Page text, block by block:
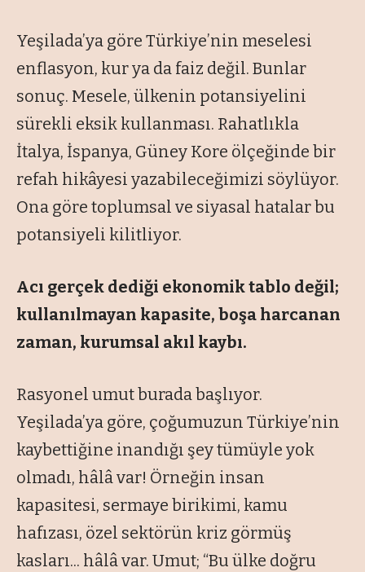
Yeşilada’ya göre Türkiye’nin meselesi
enflasyon, kur ya da faiz değil. Bunlar
sonuç. Mesele, ülkenin potansiyelini
sürekli eksik kullanması. Rahatlıkla
İtalya, İspanya, Güney Kore ölçeğinde bir
refah hikâyesi yazabileceğimizi söylüyor.
Ona göre toplumsal ve siyasal hatalar bu
potansiyeli kilitliyor.
Acı gerçek dediği ekonomik tablo değil;
kullanılmayan kapasite, boşa harcanan
zaman, kurumsal akıl kaybı.
Rasyonel umut burada başlıyor.
Yeşilada’ya göre, çoğumuzun Türkiye’nin
kaybettiğine inandığı şey tümüyle yok
olmadı, hâlâ var! Örneğin insan
kapasitesi, sermaye birikimi, kamu
hafızası, özel sektörün kriz görmüş
kasları... hâlâ var. Umut; “Bu ülke doğru